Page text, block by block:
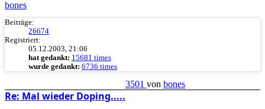
bones
Beiträge:
26674
Registriert:
05.12.2003, 21:06
hat gedankt: 15681 times
wurde gedankt: 6736 times
Re: Mal wieder Doping.....
3501 von bones